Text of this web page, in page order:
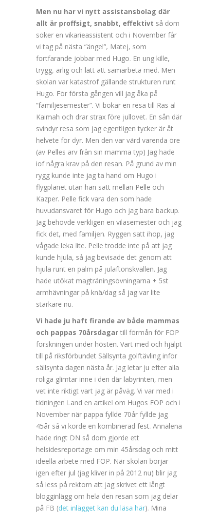
Men nu har vi nytt assistansbolag där
allt är proffsigt, snabbt, effektivt så dom
söker en vikarieassistent och i November får
vi tag på nästa “ängel”, Matej, som
fortfarande jobbar med Hugo. En ung kille,
trygg, ärlig och lätt att samarbeta med. Men
skolan var katastrof gällande strukturen runt
Hugo. För första gången vill jag åka på
“familjesemester”. Vi bokar en resa till Ras al
Kaimah och drar strax före jullovet. En sån där
svindyr resa som jag egentligen tycker är åt
helvete för dyr. Men den var värd varenda öre
(av Pelles arv från sin mamma typ) Jag hade
iof några krav på den resan. På grund av min
rygg kunde inte jag ta hand om Hugo i
flygplanet utan han satt mellan Pelle och
Kazper. Pelle fick vara den som hade
huvudansvaret för Hugo och jag bara backup.
Jag behövde verkligen en vilasemester och jag
fick det, med familjen. Ryggen satt ihop, jag
vågade leka lite. Pelle trodde inte på att jag
kunde hjula, så jag bevisade det genom att
hjula runt en palm på julaftonskvällen. Jag
hade utökat magträningsövningarna + 5st
armhävningar på knä/dag så jag var lite
starkare nu.
Vi hade ju haft firande av både mammas
och pappas 70årsdagar till förmån för FOP
forskningen under hösten. Vart med och hjälpt
till på riksförbundet Sällsynta golftävling inför
sällsynta dagen nästa år. Jag letar ju efter alla
roliga glimtar inne i den där labyrinten, men
vet inte riktigt vart jag är påväg. Vi var med i
tidningen Land en artikel om Hugos FOP och i
November när pappa fyllde 70år fyllde jag
45år så vi körde en kombinerad fest. Annalena
hade ringt DN så dom gjorde ett
helsidesreportage om min 45årsdag och mitt
ideella arbete med FOP. När skolan börjar
igen efter jul (jag kliver in på 2012 nu) blir jag
så less på rektorn att jag skrivet ett långt
blogginlägg om hela den resan som jag delar
på FB (det inlägget kan du läsa här). Mina